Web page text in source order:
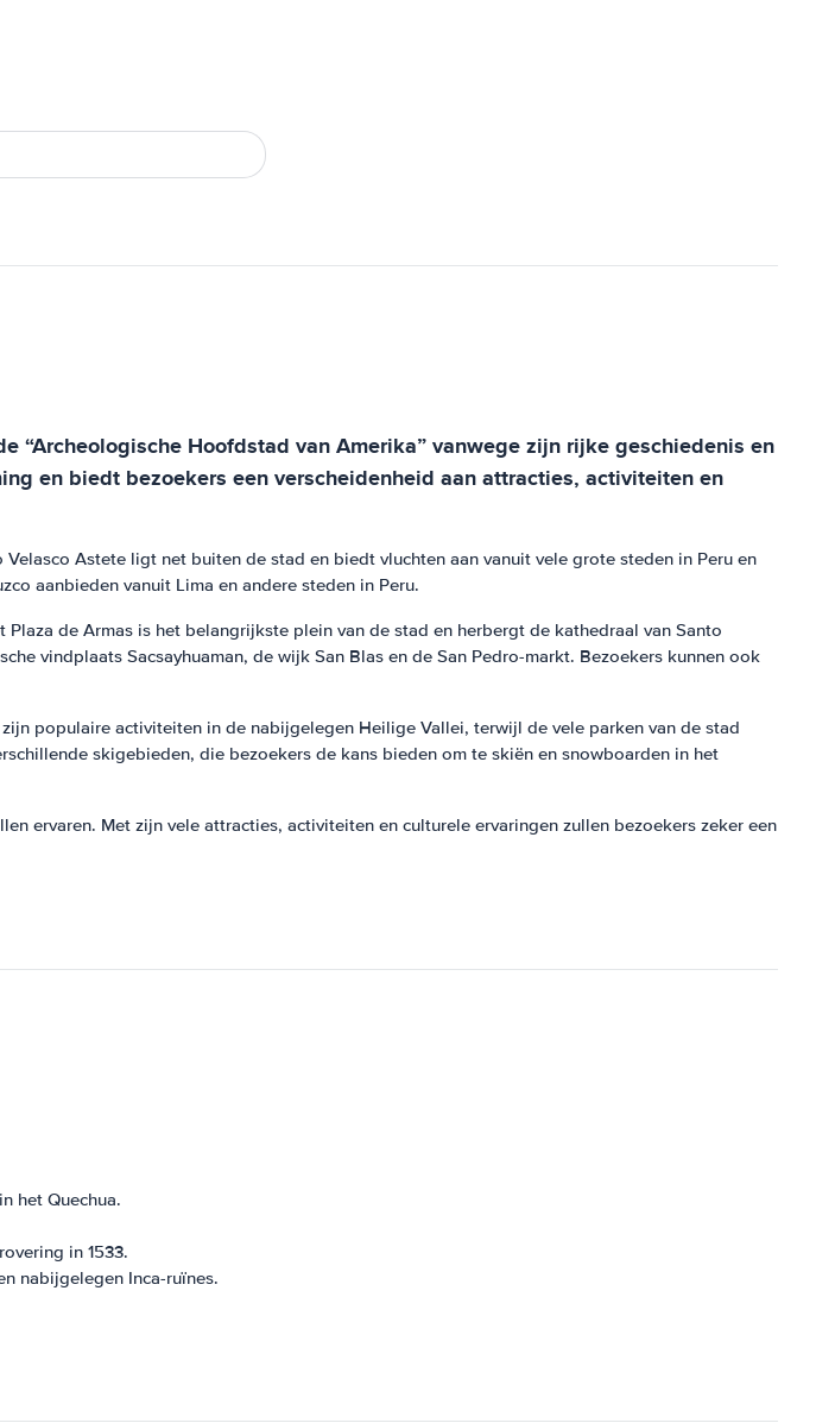
Hoofdstad van Amerika” vanwege zijn rijke geschiedenis en
en biedt bezoekers een verscheidenheid aan attracties, activiteiten en
Astete ligt net buiten de stad en biedt vluchten aan vanuit vele grote steden in Peru en
aanbieden vanuit Lima en andere steden in Peru.
de Armas is het belangrijkste plein van de stad en herbergt de kathedraal van Santo
vindplaats Sacsayhuaman, de wijk San Blas en de San Pedro-markt. Bezoekers kunnen ook
populaire activiteiten in de nabijgelegen Heilige Vallei, terwijl de vele parken van de stad
skigebieden, die bezoekers de kans bieden om te skiën en snowboarden in het
ervaren. Met zijn vele attracties, activiteiten en culturele ervaringen zullen bezoekers zeker een
het Quechua.
in 1533.
nabijgelegen Inca-ruïnes.